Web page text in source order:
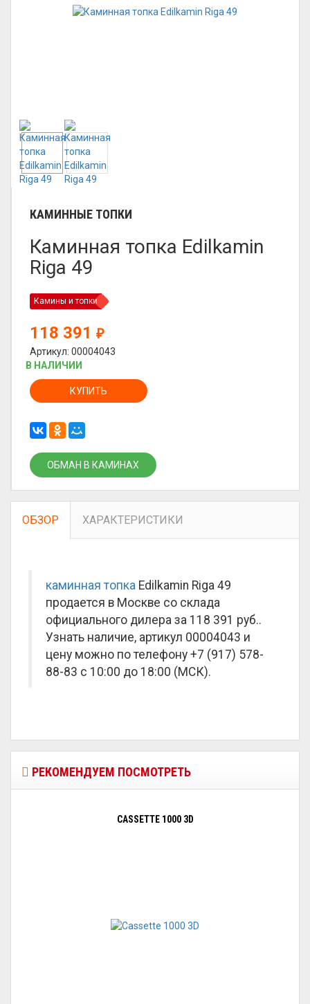
КАМИННЫЕ ТОПКИ
Каминная топка Edilkamin
Riga 49
Камины и топки
118 391 ₽
Артикул: 00004043
В НАЛИЧИИ
КУПИТЬ
ОБМАН В КАМИНАХ
ОБЗОР ХАРАКТЕРИСТИКИ
каминная топка Edilkamin Riga 49
продается в Москве со склада
официального дилера за 118 391 руб..
Узнать наличие, артикул 00004043 и
цену можно по телефону +7 (917) 578-
88-83 с 10:00 до 18:00 (МСК).
РЕКОМЕНДУЕМ ПОСМОТРЕТЬ
CASSETTE 1000 3D